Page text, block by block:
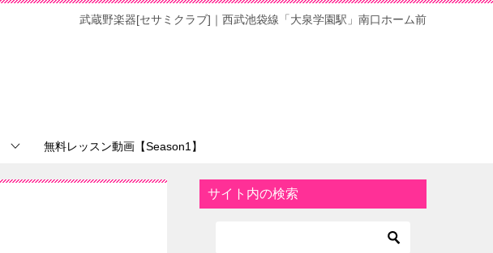
武蔵野楽器[セサミクラブ]｜西武池袋線「大泉学園駅」南口ホーム前
無料レッスン動画【Season1】
サイト内の検索